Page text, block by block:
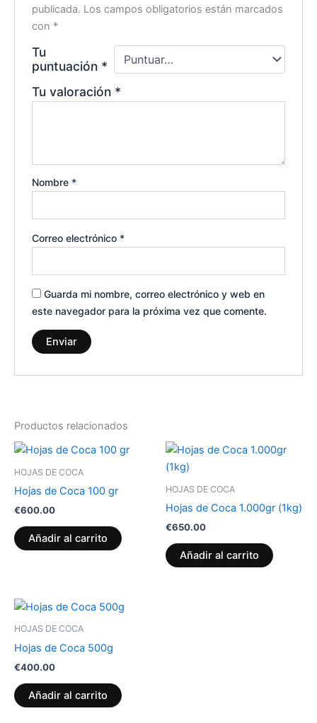
publicada. Los campos obligatorios están marcados
con *
Tu
puntuación *
Tu valoración *
Nombre *
Correo electrónico *
Guarda mi nombre, correo electrónico y web en
este navegador para la próxima vez que comente.
Productos relacionados
HOJAS DE COCA
Hojas de Coca 100 gr
€600.00
Añadir al carrito
HOJAS DE COCA
Hojas de Coca 1.000gr (1kg)
€650.00
Añadir al carrito
HOJAS DE COCA
Hojas de Coca 500g
€400.00
Añadir al carrito